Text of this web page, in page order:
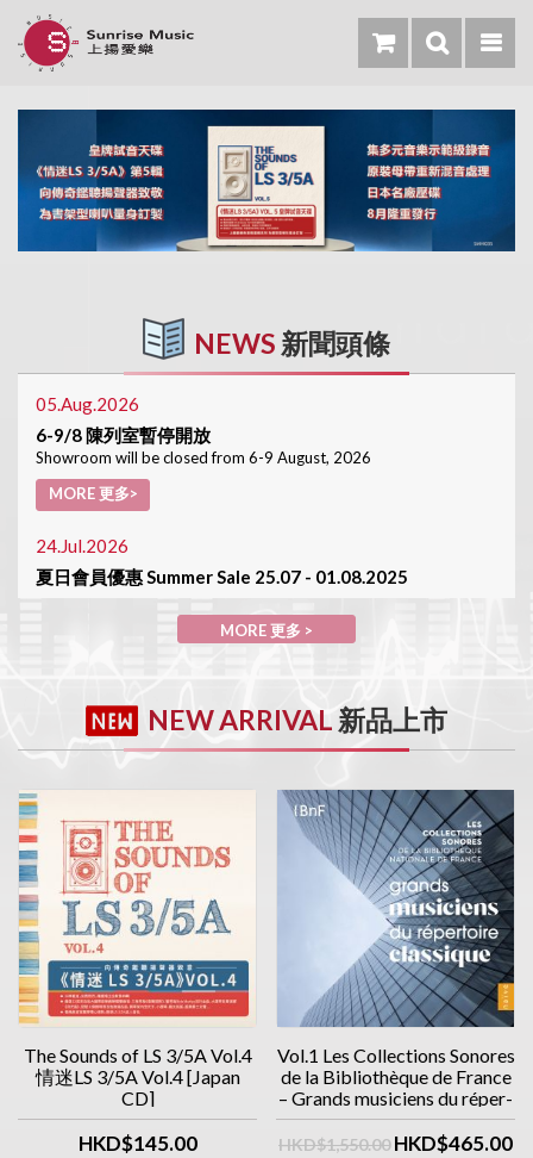
NEWS 新聞頭條
05.Aug.2026
6-9/8 陳列室暫停開放
Showroom will be closed from 6-9 August, 2026
MORE 更多>
24.Jul.2026
夏日會員優惠 Summer Sale 25.07 - 01.08.2025
MORE 更多>
MORE 更多 >
NEW ARRIVAL 新品上市
The Sounds of LS 3/5A Vol.4
情迷LS 3/5A Vol.4 [Japan
CD]
HKD$145.00
Vol.1 Les Collections Sonores
de la Bibliothèque de France
– Grands musiciens du réper-
toire classique (10CD優惠價)
HKD$1,550.00 HKD$465.00